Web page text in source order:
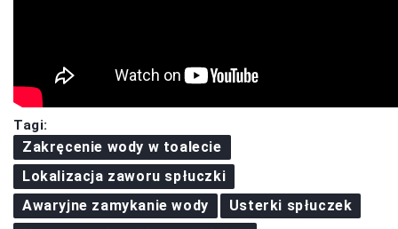
Tagi:
Zakręcenie wody w toalecie
Lokalizacja zaworu spłuczki
Awaryjne zamykanie wody
Usterki spłuczek